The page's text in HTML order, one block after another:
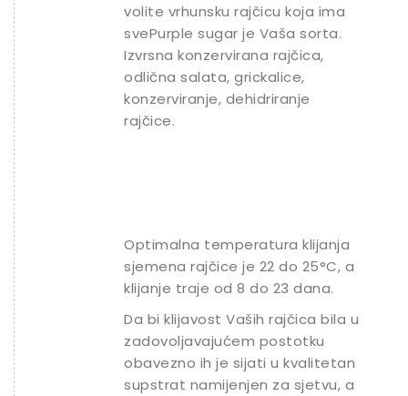
volite vrhunsku rajčicu koja ima
svePurple sugar je Vaša sorta.
Izvrsna konzervirana rajčica,
odlična salata, grickalice,
konzerviranje, dehidriranje
rajčice.
Optimalna temperatura klijanja
sjemena rajčice je 22 do 25°C, a
klijanje traje od 8 do 23 dana.
Da bi klijavost Vaših rajčica bila u
zadovoljavajućem postotku
obavezno ih je sijati u kvalitetan
supstrat namijenjen za sjetvu, a